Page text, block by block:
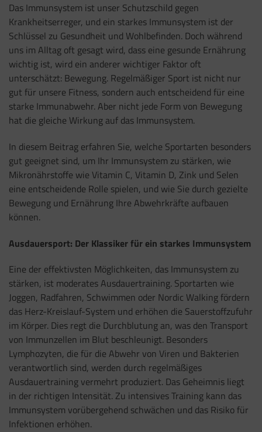
Das Immunsystem ist unser Schutzschild gegen
Krankheitserreger, und ein starkes Immunsystem ist der
Schlüssel zu Gesundheit und Wohlbefinden. Doch während
uns im Alltag oft gesagt wird, dass eine gesunde Ernährung
wichtig ist, wird ein anderer wichtiger Faktor oft
unterschätzt: Bewegung. Regelmäßiger Sport ist nicht nur
gut für unsere Fitness, sondern auch entscheidend für eine
starke Immunabwehr. Aber nicht jede Form von Bewegung
hat die gleiche Wirkung auf das Immunsystem.
In diesem Beitrag erfahren Sie, welche Sportarten besonders
gut geeignet sind, um Ihr Immunsystem zu stärken, wie
Mikronährstoffe wie Vitamin C, Vitamin D, Zink und Selen
eine entscheidende Rolle spielen, und wie Sie durch gezielte
Bewegung und Ernährung Ihre Abwehrkräfte aufbauen
können.
Ausdauersport: Der Klassiker für ein starkes Immunsystem
Eine der effektivsten Möglichkeiten, das Immunsystem zu
stärken, ist moderates Ausdauertraining. Sportarten wie
Joggen, Radfahren, Schwimmen oder Nordic Walking fördern
das Herz-Kreislauf-System und erhöhen die Sauerstoffzufuhr
im Körper. Dies regt die Durchblutung an, was den Transport
von Immunzellen im Blut beschleunigt. Besonders
Lymphozyten, die für die Abwehr von Viren und Bakterien
verantwortlich sind, werden durch regelmäßiges
Ausdauertraining vermehrt produziert. Das Geheimnis liegt
in der richtigen Intensität. Zu intensives Training kann das
Immunsystem vorübergehend schwächen und das Risiko für
Infektionen erhöhen.